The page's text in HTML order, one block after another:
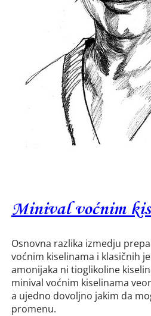
Minival voćnim
Osnovna razlika izmedju
voćnim kiselinama i klasičnih
amonijaka ni tioglikoline
minival voćnim kiselinama
a ujedno dovoljno jakim da
promenu.